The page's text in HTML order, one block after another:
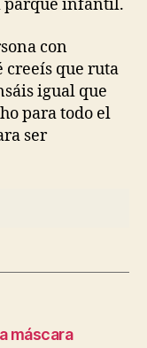
parque infantil.
con
creeís que ruta
igual que
para todo el
ser
máscara